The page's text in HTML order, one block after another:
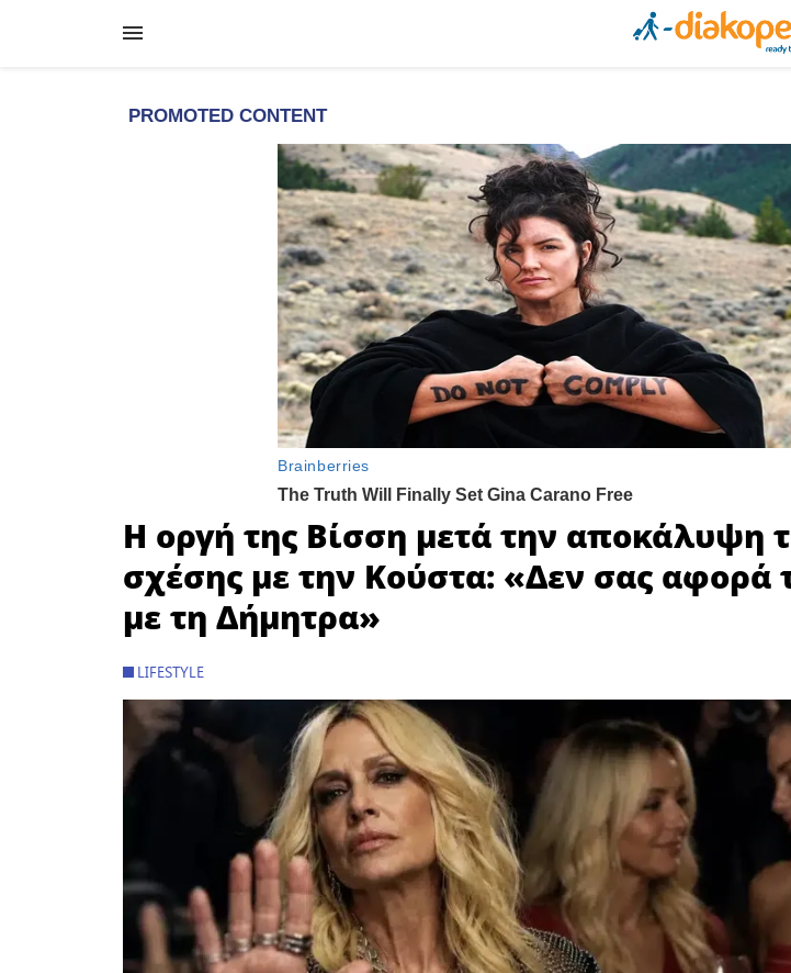
Η οργή της Βίσση μετά την αποκάλυψη
σχέσης με την Κούστα: «Δεν σας αφορά
με τη Δήμητρα»
LIFESTYLE